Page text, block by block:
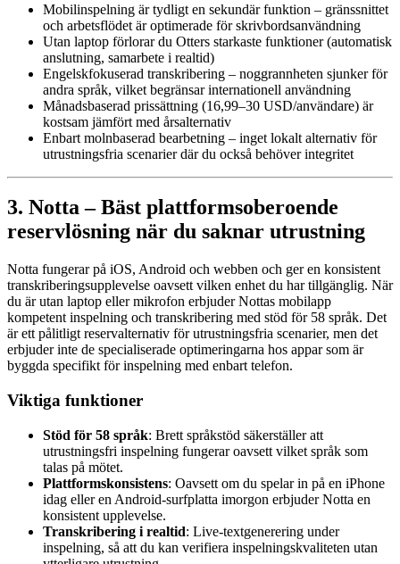
Mobilinspelning är tydligt en sekundär funktion – gränssnittet
och arbetsflödet är optimerade för skrivbordsanvändning
Utan laptop förlorar du Otters starkaste funktioner (automatisk
anslutning, samarbete i realtid)
Engelskfokuserad transkribering – noggrannheten sjunker för
andra språk, vilket begränsar internationell användning
Månadsbaserad prissättning (16,99–30 USD/användare) är
kostsam jämfört med årsalternativ
Enbart molnbaserad bearbetning – inget lokalt alternativ för
utrustningsfria scenarier där du också behöver integritet
3. Notta – Bäst plattformsoberoende
reservlösning när du saknar utrustning
Notta fungerar på iOS, Android och webben och ger en konsistent
transkriberingsupplevelse oavsett vilken enhet du har tillgänglig. När
du är utan laptop eller mikrofon erbjuder Nottas mobilapp
kompetent inspelning och transkribering med stöd för 58 språk. Det
är ett pålitligt reservalternativ för utrustningsfria scenarier, men det
erbjuder inte de specialiserade optimeringarna hos appar som är
byggda specifikt för inspelning med enbart telefon.
Viktiga funktioner
Stöd för 58 språk: Brett språkstöd säkerställer att
utrustningsfri inspelning fungerar oavsett vilket språk som
talas på mötet.
Plattformskonsistens: Oavsett om du spelar in på en iPhone
idag eller en Android-surfplatta imorgon erbjuder Notta en
konsistent upplevelse.
Transkribering i realtid: Live-textgenerering under
inspelning, så att du kan verifiera inspelningskvaliteten utan